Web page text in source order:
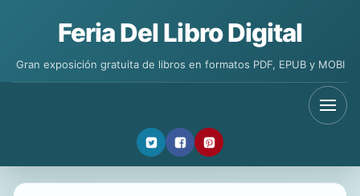
Feria Del Libro Digital
Gran exposición gratuita de libros en formatos PDF, EPUB y MOBI